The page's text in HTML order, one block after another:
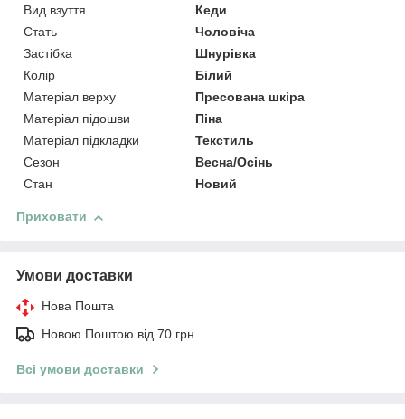
Вид взуття
Кеди
Стать
Чоловіча
Застібка
Шнурівка
Колір
Білий
Матеріал верху
Пресована шкіра
Матеріал підошви
Піна
Матеріал підкладки
Текстиль
Сезон
Весна/Осінь
Стан
Новий
Приховати
Умови доставки
Нова Пошта
Новою Поштою від 70 грн.
Всі умови доставки